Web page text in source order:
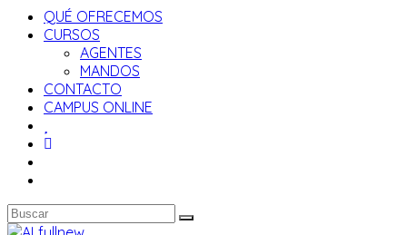
QUÉ OFRECEMOS
CURSOS
AGENTES
MANDOS
CONTACTO
CAMPUS ONLINE